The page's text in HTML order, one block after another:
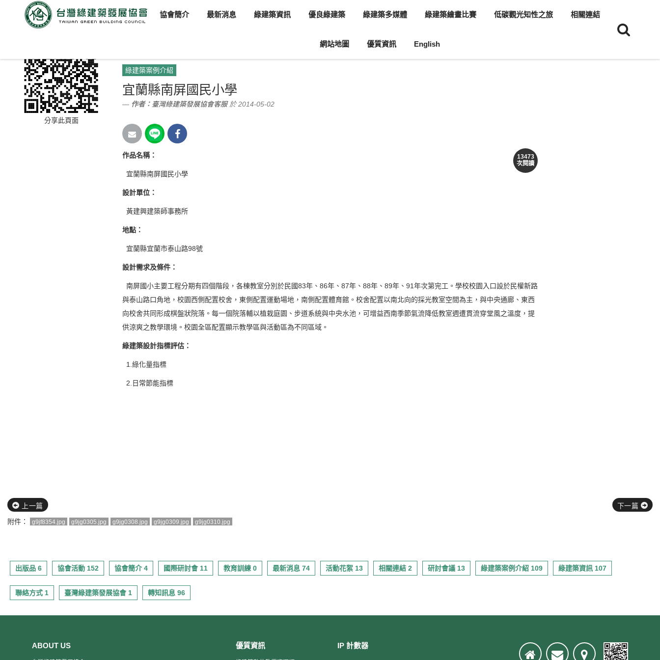
協會簡介 最新消息 綠建築資訊 優良綠建築 綠建築多媒體 綠建築繪畫比賽 低碳觀光知性之旅 相關連結
網站地圖 優質資訊 English
綠建築案例介紹
宜蘭縣南屏國民小學
作者： 臺灣綠建築發展協會客服於 2014-05-02
13473
次閱讀
作品名稱：
宜蘭縣南屏國民小學
設計單位 ：
黃建興建築師事務所
地點 ：
宜蘭縣宜蘭市泰山路98號
設計需求及條件 ：
南屏國小主要工程分期有四個階段，各棟教室分別於民國83年、86年、87年、88年、89年、91年次第完工。學校校園入口設於民權新路
與泰山路口角地，校園西側配置校舍，東側配置運動場地，南側配置體育館。校舍配置以南北向的採光教室空間為主，與中央通廊、東西
向校舍共同形成棋盤狀院落。每一個院落輔以植栽庭園、步道系統與中央水池，可增益西南季節氣流降低教室週遭貫流穿堂風之溫度，提
供涼爽之教學環境。校園全區配置顯示教學區與活動區為不同區域。
綠建築設計指標評估 ：
1.綠化量指標
2.日常節能指標
分享此頁面
上一篇
下一篇
附件：
g9jf8354.jpg g9jg0305.jpg g9jg0308.jpg g9jg0309.jpg g9jg0310.jpg
出版品 6 協會活動 152 協會簡介 4 國際研討會 11 教育訓練 0 最新消息 74 活動花絮 13 相關連結 2 研討會議 13 綠建築案例介紹 109 綠建築資訊 107
聯絡方式 1 臺灣綠建築發展協會 1 轉知訊息 96
ABOUT US 優質資訊 IP 計數器